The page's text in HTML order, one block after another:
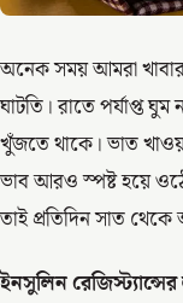
অনেক সময় আমরা
ঘাটতি। রাতে পর্যাপ্ত
খুঁজতে থাকে। ভাত
ভাব আরও স্পষ্ট হয়ে
তাই প্রতিদিন সাত
ইনসুলিন